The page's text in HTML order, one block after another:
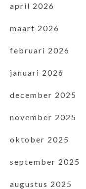
april 2026
maart 2026
februari 2026
januari 2026
december 2025
november 2025
oktober 2025
september 2025
augustus 2025